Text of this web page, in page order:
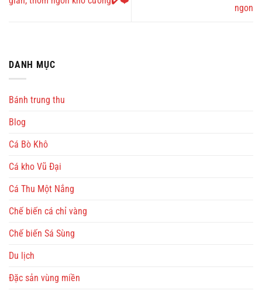
ngon
DANH MỤC
Bánh trung thu
Blog
Cá Bò Khô
Cá kho Vũ Đại
Cá Thu Một Nắng
Chế biến cá chỉ vàng
Chế biến Sá Sùng
Du lịch
Đặc sản vùng miền